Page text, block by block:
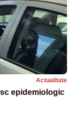
Actualitate
epidemiologic